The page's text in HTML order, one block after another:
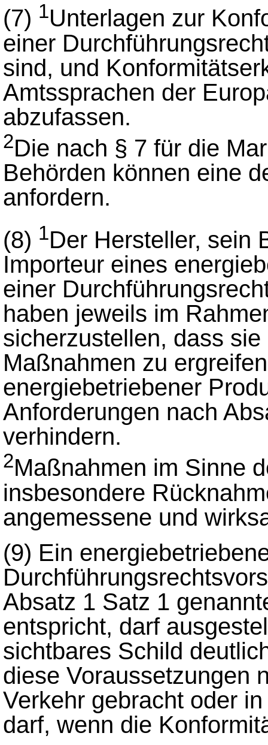
(7) 1Unterlagen zur
einer
sind, und
Amtssprachen der
abzufassen.
2Die nach § 7 für die
Behörden können eine
anfordern.
(8) 1Der Hersteller, sein
Importeur eines
einer
haben jeweils im
sicherzustellen, dass
Maßnahmen zu
energiebetriebener
Anforderungen nach
verhindern.
2Maßnahmen im Sinne
insbesondere
angemessene und
(9) Ein
Absatz 1 Satz 1
entspricht, darf
sichtbares Schild
diese Voraussetzungen
Verkehr gebracht oder
darf, wenn die